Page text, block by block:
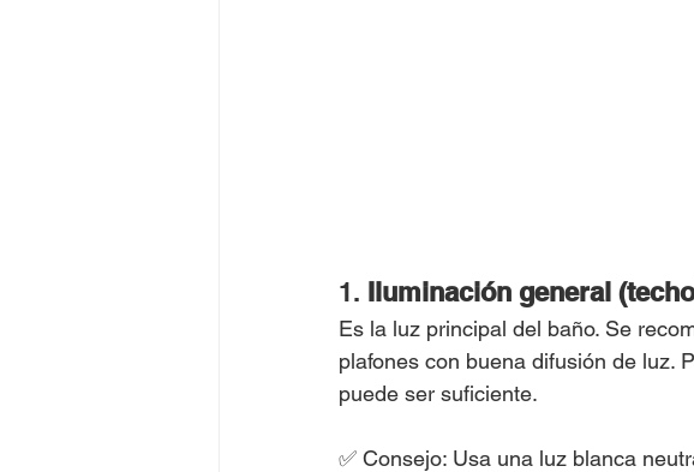
1. Iluminación general
Es la luz principal del baño. Se
plafones con buena difusión de luz.
puede ser suficiente.
✅ Consejo: Usa una luz blanca